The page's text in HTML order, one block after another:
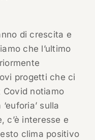
di crescita e
che l’ultimo
progetti che ci
notiamo
sulla
c’è interesse e
clima positivo